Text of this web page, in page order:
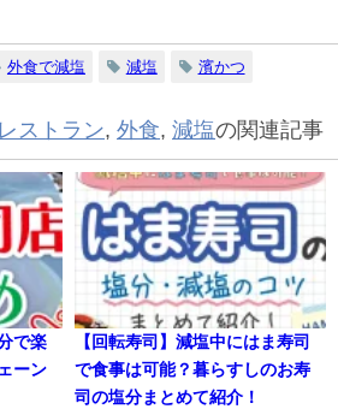
外食で減塩 減塩 濱かつ
ストラン, 外食, 減塩の関連記事
で楽
ーン
【回転寿司】減塩中にはま寿司
で食事は可能？暮らすしのお寿
司の塩分まとめて紹介！